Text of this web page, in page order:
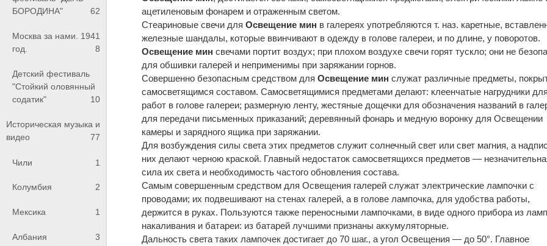
БОРОДИНА"
62
Москва за нами. 1941
год.
8
Детский фестиваль
"Стойкий оловянный
содатик"
10
Историческая музыка и
видео
77
Чили 1
Колумбия 2
Мексика 1
Албания 3
ацетиленовым фонарем и отраженным светом.
Стеариновые свечи дляОсвещение мин в галереях употребляются т. наз. каретные,
железные шандалы, которые ввинчивают в одежду в голове галереи, и по длине, у поворотов.
Освещение мин свечами портит воздух; при плохом воздухе свечи горят тускло; они не
для обшивки галерей и неприменимы при заряжании горнов.
Совершенно безопасным средством дляОсвещение мин служат различные предметы,
самосветящимся составом. Самосветящимися предметами делают: клеенчатые нагрудники для
работ в голове галереи; размерную ленту, жестяные дощечки для обозначения названий в
для передачи письменных приказаний; деревянный фонарь и медную воронку для Освещении
камеры и зарядного ящика при заряжании.
Для возбуждения силы света этих предметов служит солнечный свет или свет магния, а
них делают черною краской. Главный недостаток самосветящихся предметов —
сила их света и необходимость частого обновления состава.
Самым совершенным средством для Освещения галерей служат электрические лампочки с
проводами; их подвешивают на стенах галерей, а в голове лампочка, для удобства работы,
держится в руках. Пользуются также переносными лампочками, в виде одного прибора из
накаливания и батареи: из батарей лучшими признаны аккумуляторные.
Дальность света таких лампочек достигает до 70 шаг., а угол Освещения — до 50°. Главное